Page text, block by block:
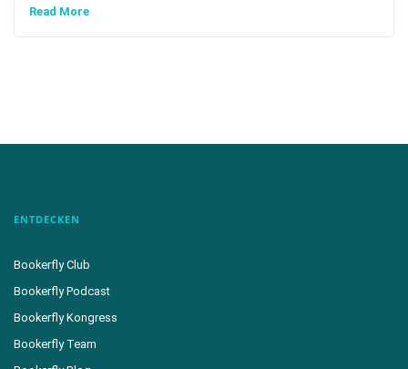
Read More
ENTDECKEN
Bookerfly Club
Bookerfly Podcast
Bookerfly Kongress
Bookerfly Team